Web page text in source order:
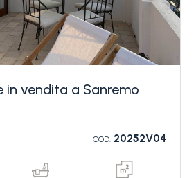
in vendita a Sanremo
COD.20252V04